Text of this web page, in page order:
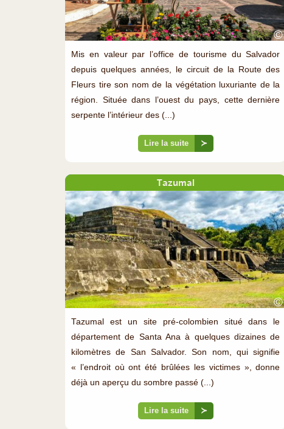
©
Mis en valeur par l’office de tourisme du Salvador
depuis quelques années, le circuit de la Route des
Fleurs tire son nom de la végétation luxuriante de la
région. Située dans l’ouest du pays, cette dernière
serpente l’intérieur des (...)
Lire la suite ≻
Tazumal
©
Tazumal est un site pré-colombien situé dans le
département de Santa Ana à quelques dizaines de
kilomètres de San Salvador. Son nom, qui signifie
« l’endroit où ont été brûlées les victimes », donne
déjà un aperçu du sombre passé (...)
Lire la suite ≻